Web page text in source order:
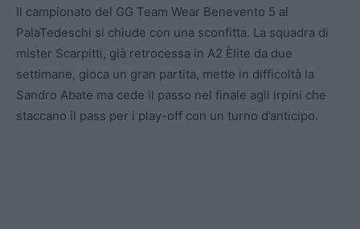
Il campionato del GG Team Wear Benevento 5 al
PalaTedeschi si chiude con una sconfitta. La squadra di
mister Scarpitti, già retrocessa in A2 Èlite da due
settimane, gioca un gran partita, mette in difficoltà la
Sandro Abate ma cede il passo nel finale agli irpini che
staccano il pass per i play-off con un turno d’anticipo.